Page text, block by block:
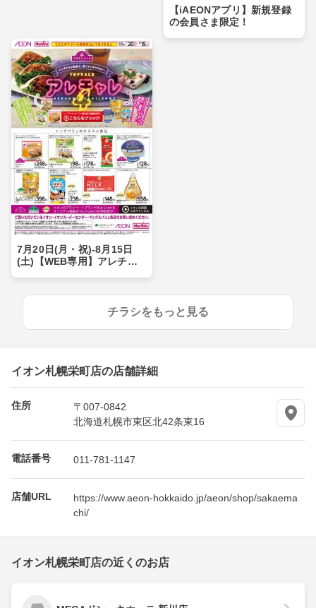
【iAEONアプリ】新規登録
の会員さま限定！
7月20日(月・祝)-8月15日
(土)【WEB専用】アレチャ
チラシをもっと見る
イオン札幌栄町店の店舗詳細
住所
〒007-0842
北海道札幌市東区北42条東16
電話番号 011-781-1147
店舗URL
https://www.aeon-hokkaido.jp/aeon/shop/sakaema
chi/
イオン札幌栄町店の近くのお店